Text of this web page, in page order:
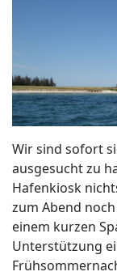
Wir sind sofort
ausgesucht zu
Hafenkiosk
zum Abend
einem kurzen
Unterstützung